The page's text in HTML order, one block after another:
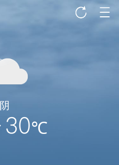
阴
30℃